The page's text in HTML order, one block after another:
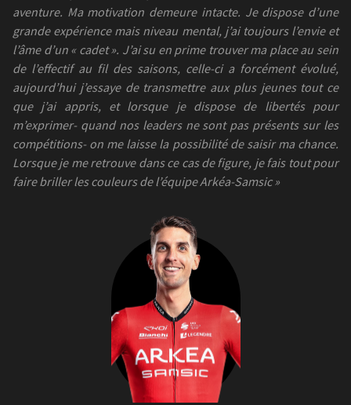
aventure. Ma motivation demeure intacte. Je dispose d’une
grande expérience mais niveau mental, j’ai toujours l’envie et
l’âme d’un « cadet ». J’ai su en prime trouver ma place au sein
de l’effectif au fil des saisons, celle-ci a forcément évolué,
aujourd’hui j’essaye de transmettre aux plus jeunes tout ce
que j’ai appris, et lorsque je dispose de libertés pour
m’exprimer- quand nos leaders ne sont pas présents sur les
compétitions- on me laisse la possibilité de saisir ma chance.
Lorsque je me retrouve dans ce cas de figure, je fais tout pour
faire briller les couleurs de l’équipe Arkéa-Samsic »